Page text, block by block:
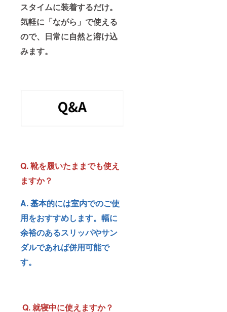
スタイムに装着するだけ。
気軽に「ながら」で使える
ので、日常に自然と溶け込
みます。
Q. 靴を履いたままでも使え
ますか？
A. 基本的には室内でのご使
用をおすすめします。幅に
余裕のあるスリッパやサン
ダルであれば併用可能で
す。
Q. 就寝中に使えますか？